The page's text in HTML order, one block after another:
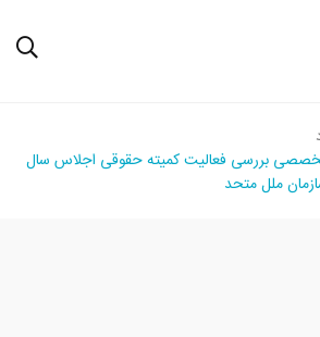
بررسی فعالیت کمیته حقوقی اجلاس سال